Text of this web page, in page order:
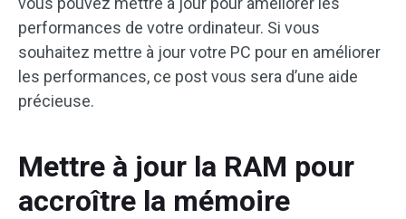
performances de votre ordinateur. Si vous
souhaitez mettre à jour votre PC pour en améliorer
les performances, ce post vous sera d’une aide
précieuse.
Mettre à jour la RAM pour
accroître la mémoire